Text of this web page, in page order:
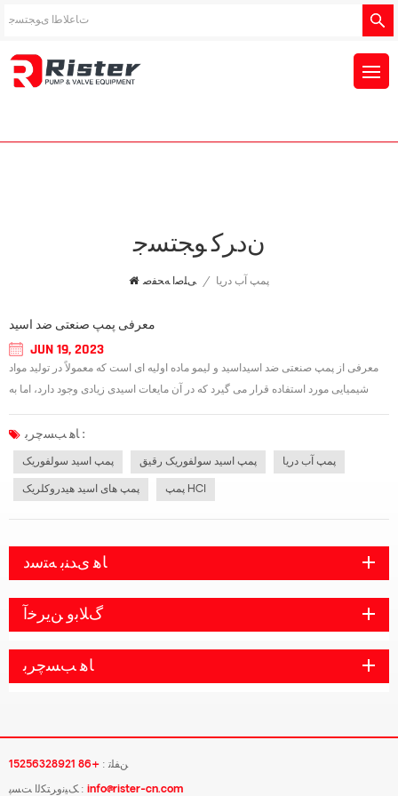
ﻥﺩﺮﮐ ﻮﺠﺘﺴﺟ
ﯽﻠﺻﺍ ﻪﺤﻔﺻ / پمپ آب دریا
معرفی پمپ صنعتی ضد اسید
JUN 19, 2023
معرفی از پمپ صنعتی ضد اسیداسید و لیمو ماده اولیه ای است که معمولاً در تولید مواد
شیمیایی مورد استفاده قرار می گیرد که در آن مایعات اسیدی زیادی وجود دارد، اما به
ﺎﻫ ﺐﺴﭼﺮﺑ :
پمپ اسید سولفوریک پمپ اسید سولفوریک رقیق پمپ آب دریا
پمپ های اسید هیدروکلریک پمپ HCl
ﺎﻫ ﯼﺪﻨﺑ ﻪﺘﺳﺩ
ﮒﻼ ﺑﻭ ﻦﯾﺮﺧﺁ
ﺎﻫ ﺐﺴﭼﺮﺑ
ﻦﻔﻠﺗ : +86 15256328921
ﮏﯿﻧﻭﺮﺘﮑﻟﺍ ﺖﺴﭘ : info@rister-cn.com